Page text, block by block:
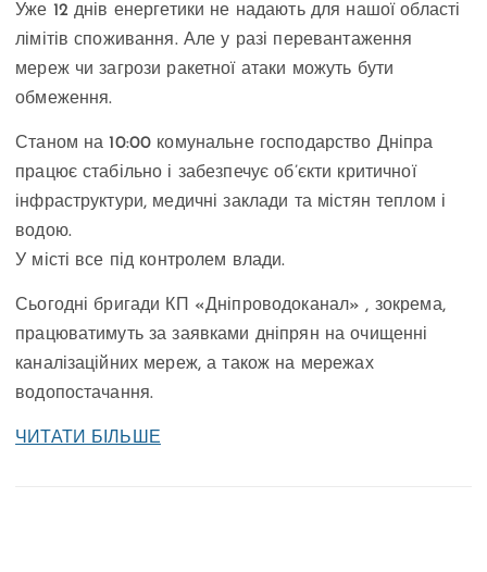
Уже 12 днів енергетики не надають для нашої області
лімітів споживання. Але у разі перевантаження
мереж чи загрози ракетної атаки можуть бути
обмеження.
Станом на 10:00 комунальне господарство Дніпра
працює стабільно і забезпечує об’єкти критичної
інфраструктури, медичні заклади та містян теплом і
водою.
У місті все під контролем влади.
Сьогодні бригади КП «Дніпроводоканал» , зокрема,
працюватимуть за заявками дніпрян на очищенні
каналізаційних мереж, а також на мережах
водопостачання.
ЧИТАТИ БІЛЬШЕ